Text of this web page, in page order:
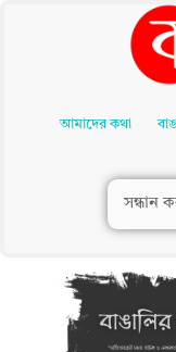
Contentআমাদের কথা